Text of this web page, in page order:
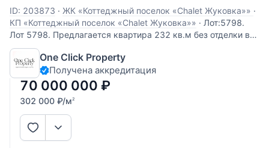
ID: 203873 · ЖК «Коттеджный поселок «Chalet Жуковка»» ·
КП «Коттеджный поселок «Chalet Жуковка»» · Лот:5798.
Лот 5798. Предлагается квартира 232 кв.м без отделки в
ЖК «Жуковка Шале». В квартире можно
спланировать просторную гостиную с отличным балконом,
кухню, столовую, три спальни с ванными комнатами и
гардеробными. Приятные виды на парк и
One Click Property
Получена аккредитация
70 000 000 ₽
302 000 ₽/м2